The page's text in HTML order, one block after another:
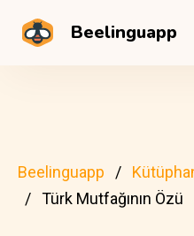
Beelinguapp
Beelinguapp
Türk Mutfağının Özü